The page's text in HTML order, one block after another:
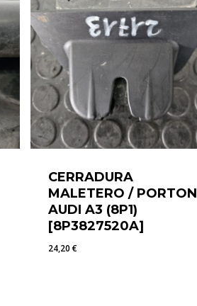
CERRADURA
MALETERO / PORTON
AUDI A3 (8P1)
[8P3827520A]
24,20€